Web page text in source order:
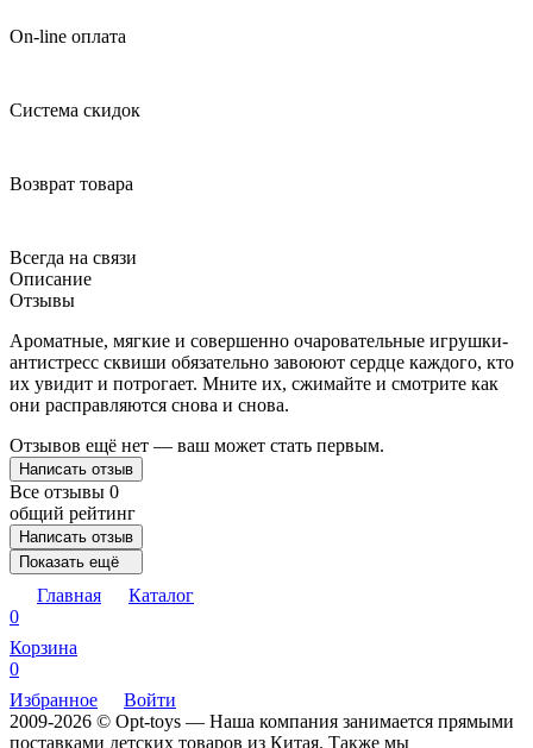
On-line оплата
Система скидок
Возврат товара
Всегда на связи
Описание
Отзывы
Ароматные, мягкие и совершенно очаровательные игрушки-
антистресс сквиши обязательно завоюют сердце каждого, кто
их увидит и потрогает. Мните их, сжимайте и смотрите как
они расправляются снова и снова.
Отзывов ещё нет — ваш может стать первым.
Написать отзыв
Все отзывы 0
общий рейтинг
Написать отзыв
Показать ещё
Главная
Каталог
0
Корзина
0
Избранное
Войти
2009-2026 © Opt-toys — Наша компания занимается прямыми
поставками детских товаров из Китая. Также мы